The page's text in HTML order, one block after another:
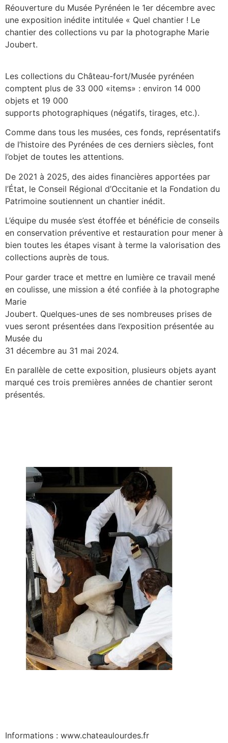
Réouverture du Musée Pyrénéen le 1er décembre avec
une exposition inédite intitulée « Quel chantier ! Le
chantier des collections vu par la photographe Marie
Joubert.
Les collections du Château-fort/Musée pyrénéen
comptent plus de 33 000 «items» : environ 14 000
objets et 19 000
supports photographiques (négatifs, tirages, etc.).
Comme dans tous les musées, ces fonds, représentatifs
de l’histoire des Pyrénées de ces derniers siècles, font
l’objet de toutes les attentions.
De 2021 à 2025, des aides financières apportées par
l’État, le Conseil Régional d’Occitanie et la Fondation du
Patrimoine soutiennent un chantier inédit.
L’équipe du musée s’est étoffée et bénéficie de conseils
en conservation préventive et restauration pour mener à
bien toutes les étapes visant à terme la valorisation des
collections auprès de tous.
Pour garder trace et mettre en lumière ce travail mené
en coulisse, une mission a été confiée à la photographe
Marie
Joubert. Quelques-unes de ses nombreuses prises de
vues seront présentées dans l’exposition présentée au
Musée du
31 décembre au 31 mai 2024.
En parallèle de cette exposition, plusieurs objets ayant
marqué ces trois premières années de chantier seront
présentés.
Informations : www.chateaulourdes.fr